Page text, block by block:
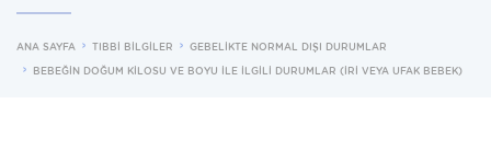
ANA SAYFA TIBBİ BİLGİLER
GEBELİKTE NORMAL DIŞI DURUMLAR
BEBEĞİN DOĞUM KİLOSU VE BOYU İLE İLGİLİ DURUMLAR (İRİ VEYA UFAK BEBEK)